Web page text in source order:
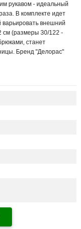
рукавом - идеальный
В комплекте идет
внешний
см (размеры 30/122 -
станет
Бренд "Делорас"